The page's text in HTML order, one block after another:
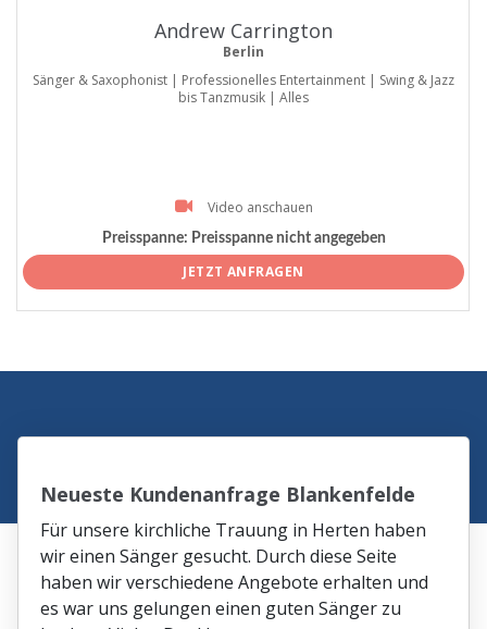
Andrew Carrington
Berlin
Sänger & Saxophonist | Professionelles Entertainment | Swing & Jazz
bis Tanzmusik | Alles
Video anschauen
Preisspanne: Preisspanne nicht angegeben
JETZT ANFRAGEN
Neueste Kundenanfrage Blankenfelde
Für unsere kirchliche Trauung in Herten haben
wir einen Sänger gesucht. Durch diese Seite
haben wir verschiedene Angebote erhalten und
es war uns gelungen einen guten Sänger zu